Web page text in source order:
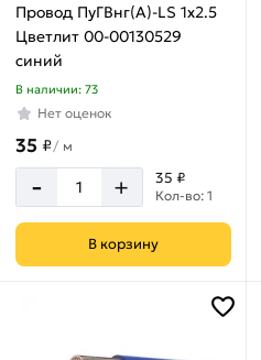
Провод ПуГВнг(А)-LS 1х2.5
Цветлит 00-00130529
синий
В наличии: 73
Нет оценок
35 ₽/ м
- + 35 ₽
Кол-во: 1
В корзину